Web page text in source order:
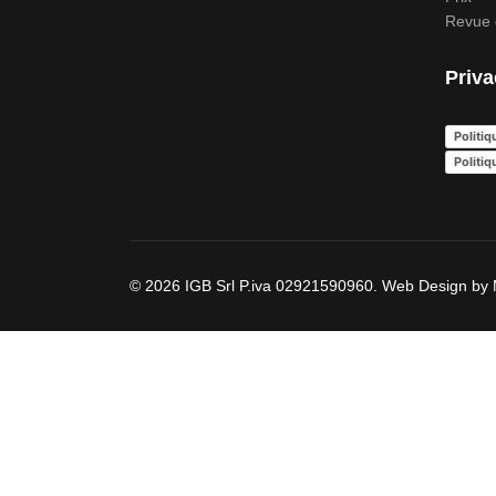
Revue
© 2026 IGB Srl P.iva 02921590960. Web Design by